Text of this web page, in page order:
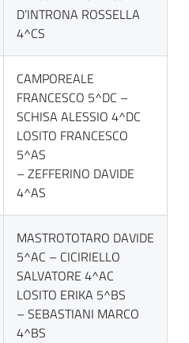
D’INTRONA ROSSELLA
4^CS
CAMPOREALE
FRANCESCO 5^DC –
SCHISA ALESSIO 4^DC
LOSITO FRANCESCO
5^AS
– ZEFFERINO DAVIDE
4^AS
MASTROTOTARO DAVIDE
5^AC – CICIRIELLO
SALVATORE 4^AC
LOSITO ERIKA 5^BS
– SEBASTIANI MARCO
4^BS